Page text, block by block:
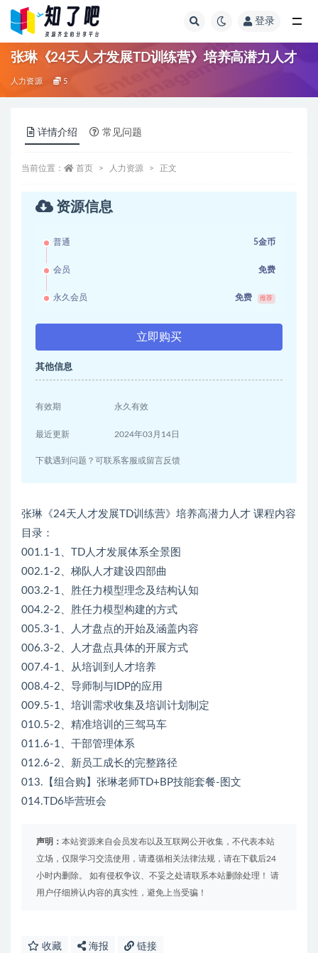
登录
张琳《24天人才发展TD训练营》培养高潜力人才
人力资源 5
详情介绍 常见问题
当前位置： 首页 人力资源 正文
资源信息
普通 5金币
会员 免费
永久会员 免费 推荐
立即购买
其他信息
有效期 永久有效
最近更新 2024年03月14日
下载遇到问题？可联系客服或留言反馈
张琳《24天人才发展TD训练营》培养高潜力人才 课程内容
目录：
001.1-1、TD人才发展体系全景图
002.1-2、梯队人才建设四部曲
003.2-1、胜任力模型理念及结构认知
004.2-2、胜任力模型构建的方式
005.3-1、人才盘点的开始及涵盖内容
006.3-2、人才盘点具体的开展方式
007.4-1、从培训到人才培养
008.4-2、导师制与IDP的应用
009.5-1、培训需求收集及培训计划制定
010.5-2、精准培训的三驾马车
011.6-1、干部管理体系
012.6-2、新员工成长的完整路径
013.【组合购】张琳老师TD+BP技能套餐-图文
014.TD6毕营班会
声明： 本站资源来自会员发布以及互联网公开收集，不代表本站
立场，仅限学习交流使用，请遵循相关法律法规，请在下载后24
小时内删除。 如有侵权争议、不妥之处请联系本站删除处理！ 请
用户仔细辨认内容的真实性，避免上当受骗！
收藏 海报 链接
全部